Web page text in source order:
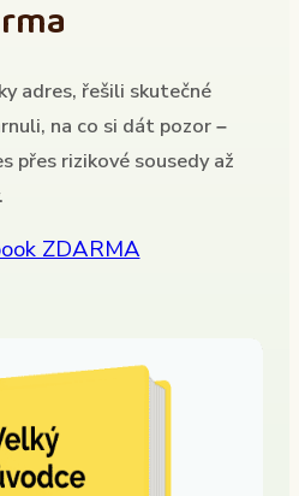
adres, řešili skutečné
na co si dát pozor –
přes rizikové sousedy až
ZDARMA